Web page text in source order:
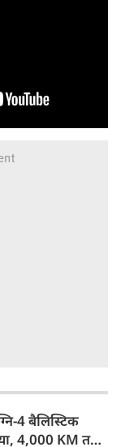
4 बैलिस्टिक
4,000 KM तक